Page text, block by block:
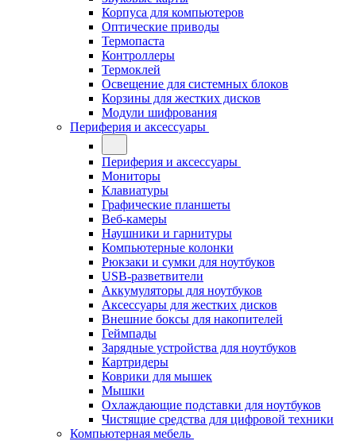
Корпуса для компьютеров
Оптические приводы
Термопаста
Контроллеры
Термоклей
Освещение для системных блоков
Корзины для жестких дисков
Модули шифрования
Периферия и аксессуары
Периферия и аксессуары
Мониторы
Клавиатуры
Графические планшеты
Веб-камеры
Наушники и гарнитуры
Компьютерные колонки
Рюкзаки и сумки для ноутбуков
USB-разветвители
Аккумуляторы для ноутбуков
Аксессуары для жестких дисков
Внешние боксы для накопителей
Геймпады
Зарядные устройства для ноутбуков
Картридеры
Коврики для мышек
Мышки
Охлаждающие подставки для ноутбуков
Чистящие средства для цифровой техники
Компьютерная мебель